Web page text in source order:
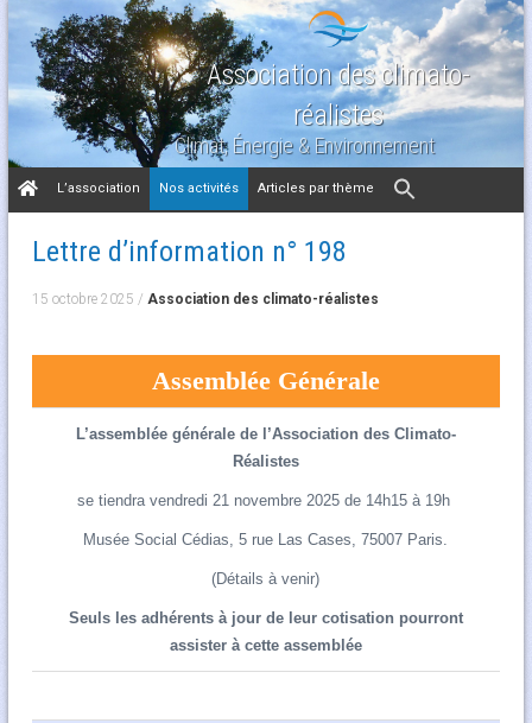
Association des climato-
réalistes
Climat, Énergie & Environnement
Aller
au
L’association Nos activités Articles par thème
Lettre d’information n° 198
15 octobre 2025 / Association des climato-réalistes
Assemblée Générale
L’assemblée générale de l’Association des Climato-
Réalistes
se tiendra vendredi 21 novembre 2025 de 14h15 à 19h
Musée Social Cédias, 5 rue Las Cases, 75007 Paris.
(Détails à venir)
Seuls les adhérents à jour de leur cotisation pourront
assister à cette assemblée